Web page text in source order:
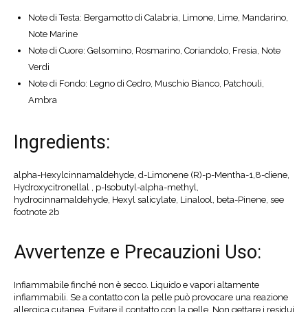
Note di Testa: Bergamotto di Calabria, Limone, Lime, Mandarino,
Note Marine
Note di Cuore: Gelsomino, Rosmarino, Coriandolo, Fresia, Note
Verdi
Note di Fondo: Legno di Cedro, Muschio Bianco, Patchouli,
Ambra
Ingredients:
alpha-Hexylcinnamaldehyde, d-Limonene (R)-p-Mentha-1,8-diene,
Hydroxycitronellal , p-Isobutyl-alpha-methyl,
hydrocinnamaldehyde, Hexyl salicylate, Linalool, beta-Pinene, see
footnote 2b
Avvertenze e Precauzioni Uso:
Infiammabile finché non è secco. Liquido e vapori altamente
infiammabili. Se a contatto con la pelle può provocare una reazione
allergica cutanea. Evitare il contatto con la pelle. Non gettare i residui